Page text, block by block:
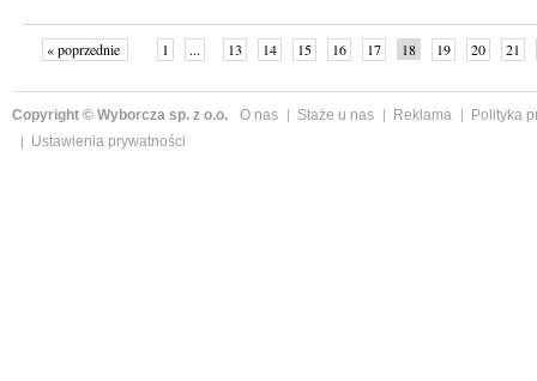
« poprzednie 1 ... 13 14 15 16 17 18 19 20
21
Copyright © Wyborcza sp. z o.o. O nas Staże u nas Reklama
Polityka
Ustawienia prywatności